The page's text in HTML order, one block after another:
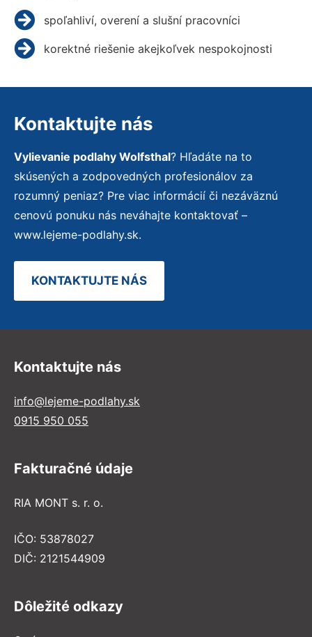
spoľahliví, overení a slušní pracovníci
korektné riešenie akejkoľvek nespokojnosti
Kontaktujte nás
Vylievanie podlahy Wolfsthal? Hľadáte na to
skúsených a zodpovedných profesionálov za
rozumný peniaz? Pre viac informácií či nezáväznú
cenovú ponuku nás neváhajte kontaktovať –
www.lejeme-podlahy.sk.
KONTAKTUJTE NÁS
Kontaktujte nás
info@lejeme-podlahy.sk
0915 950 055
Fakturačné údaje
RIA MONT s. r. o.
IČO: 53878027
DIČ: 2121544909
Dôležité odkazy